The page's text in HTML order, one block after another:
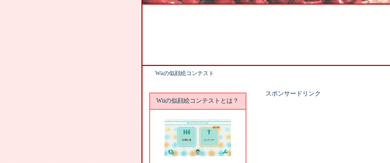
Wiiの似顔絵コンテスト
Wiiの似顔絵コンテストとは？
スポンサードリンク